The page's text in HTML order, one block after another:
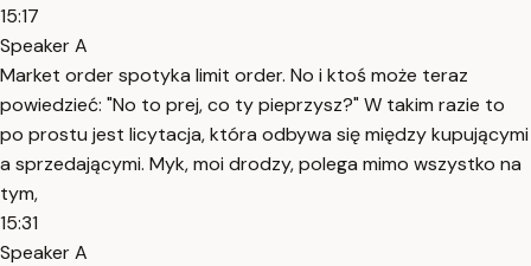
15:17
Speaker A
Market order spotyka limit order. No i ktoś może teraz
powiedzieć: "No to prej, co ty pieprzysz?" W takim razie to
po prostu jest licytacja, która odbywa się między kupującymi
a sprzedającymi. Myk, moi drodzy, polega mimo wszystko na
tym,
15:31
Speaker A